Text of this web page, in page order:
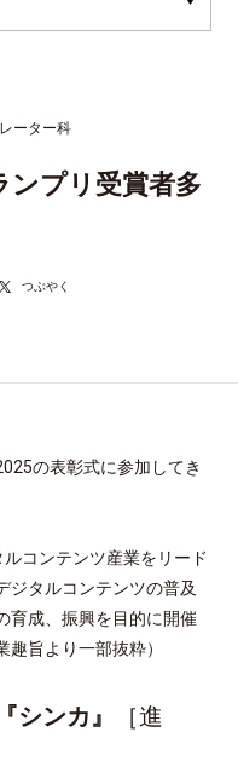
ーター科
プリ受賞者多
つぶやく
の表彰式に参加してき
コンテンツ産業をリード
ジタルコンテンツの普及
育成、振興を目的に開催
旨より一部抜粋）
シンカ』
［進